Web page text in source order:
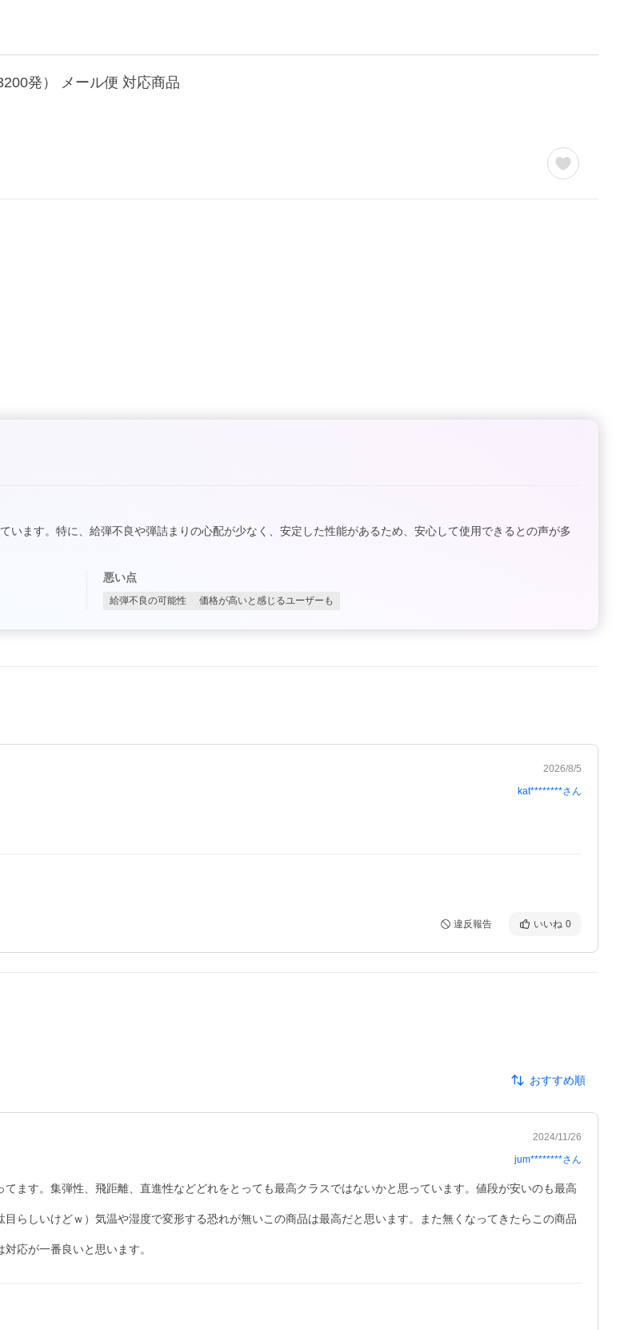
発） メール便 対応商品
ます。特に、給弾不良や弾詰まりの心配が少なく、安定した性能があるため、安心して使用できるとの声が多
悪い点
給弾不良の可能性 価格が高いと感じるユーザーも
2026/8/5
kat********さん
違反報告 いいね 0
おすすめ順
2024/11/26
jum********さん
ます。集弾性、飛距離、直進性などどれをとっても最高クラスではないかと思っています。値段が安いのも最高
らしいけどｗ）気温や湿度で変形する恐れが無いこの商品は最高だと思います。また無くなってきたらこの商品
応が一番良いと思います。